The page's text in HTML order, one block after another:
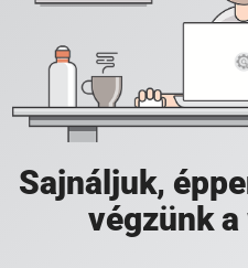
Sajnáljuk,
végzünk